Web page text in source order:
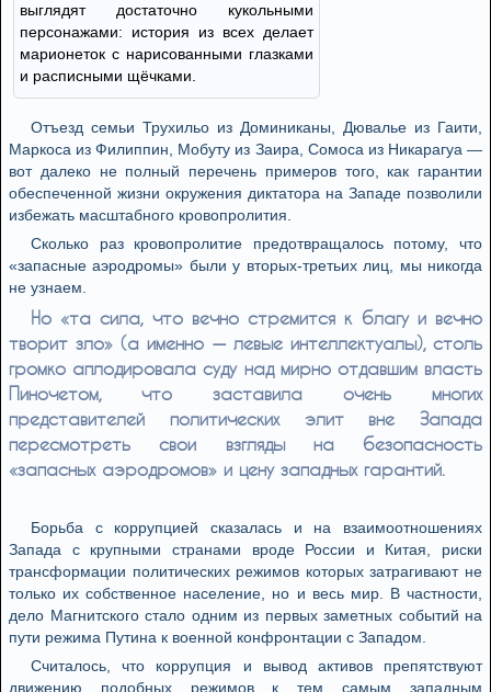
выглядят достаточно кукольными
персонажами: история из всех делает
марионеток с нарисованными глазками
и расписными щёчками.
Отъезд семьи Трухильо из Доминиканы, Дювалье из Гаити,
Маркоса из Филиппин, Мобуту из Заира, Сомоса из Никарагуа —
вот далеко не полный перечень примеров того, как гарантии
обеспеченной жизни окружения диктатора на Западе позволили
избежать масштабного кровопролития.
Сколько раз кровопролитие предотвращалось потому, что
«запасные аэродромы» были у вторых-третьих лиц, мы никогда
не узнаем.
Но «та сила, что вечно стремится к благу и вечно
творит зло» (а именно — левые интеллектуалы), столь
громко аплодировала суду над мирно отдавшим власть
Пиночетом, что заставила очень многих
представителей политических элит вне Запада
пересмотреть свои взгляды на безопасность
«запасных аэродромов» и цену западных гарантий.
Борьба с коррупцией сказалась и на взаимоотношениях
Запада с крупными странами вроде России и Китая, риски
трансформации политических режимов которых затрагивают не
только их собственное население, но и весь мир. В частности,
дело Магнитского стало одним из первых заметных событий на
пути режима Путина к военной конфронтации с Западом.
Считалось, что коррупция и вывод активов препятствуют
движению подобных режимов к тем самым западным